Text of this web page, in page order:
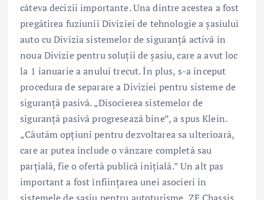
câteva decizii importante. Una dintre acestea a fost
pregătirea fuziunii Diviziei de tehnologie a șasiului
auto cu Divizia sistemelor de siguranță activă în
noua Divizie pentru soluții de șasiu, care a avut loc
la 1 ianuarie a anului trecut. În plus, s-a început
procedura de separare a Diviziei pentru sisteme de
siguranță pasivă. „Disocierea sistemelor de
siguranță pasivă progresează bine”, a spus Klein.
„Căutăm opțiuni pentru dezvoltarea sa ulterioară,
care ar putea include o vânzare completă sau
parțială, fie o ofertă publică inițială.” Un alt pas
important a fost înființarea unei asocieri în
sistemele de șasiu pentru autoturisme, ZF Chassis